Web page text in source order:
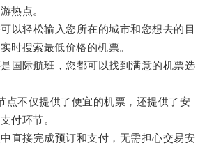
热点。
轻松输入您所在的城市和您想去的目
时搜索最低价格的机票。
际航班，您都可以找到满意的机票选
不仅提供了便宜的机票，还提供了安
付环节。
接完成预订和支付，无需担心交易安